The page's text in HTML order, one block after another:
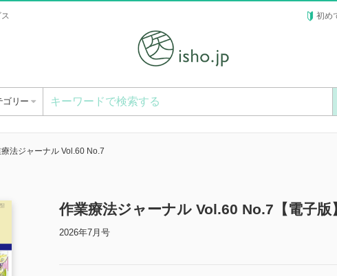
初め
ゴリー
法ジャーナル Vol.60 No.7
作業療法ジャーナル Vol.60 No.7【電子版
2026年7月号